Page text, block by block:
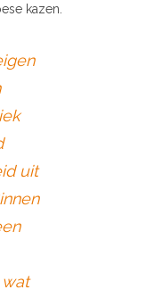
kazen.
uit